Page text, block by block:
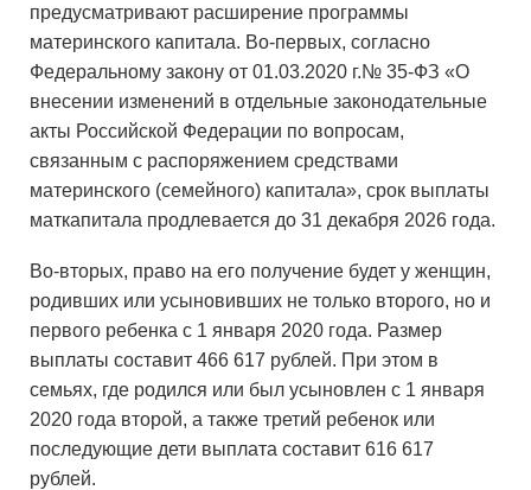
предусматривают расширение программы
материнского капитала. Во-первых, согласно
Федеральному закону от 01.03.2020 г.№ 35-ФЗ «О
внесении изменений в отдельные законодательные
акты Российской Федерации по вопросам,
связанным с распоряжением средствами
материнского (семейного) капитала», срок выплаты
маткапитала продлевается до 31 декабря 2026 года.
Во-вторых, право на его получение будет у женщин,
родивших или усыновивших не только второго, но и
первого ребенка с 1 января 2020 года. Размер
выплаты составит 466 617 рублей. При этом в
семьях, где родился или был усыновлен с 1 января
2020 года второй, а также третий ребенок или
последующие дети выплата составит 616 617
рублей.